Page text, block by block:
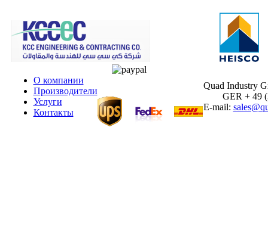
О компании
Производители
Услуги
Контакты
Quad Industry
GER + 49
E-mail: